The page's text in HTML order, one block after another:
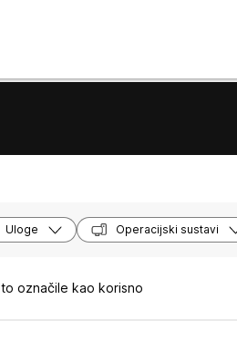
Uloge Operacijski sustavi
označile kao korisno